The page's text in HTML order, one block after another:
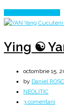
Ying ☯
octombrie 15,
by Daniel
NEOLITIC
3 comentarii